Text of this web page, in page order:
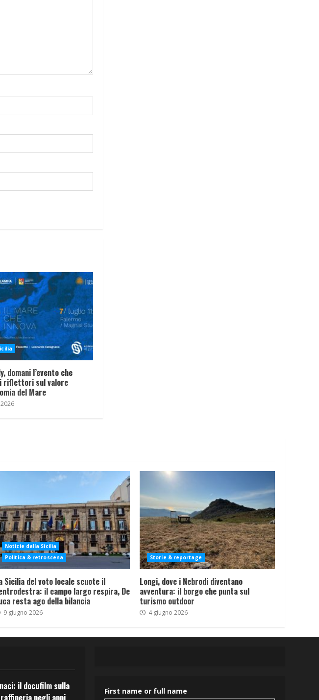
domani l’evento che
riflettori sul valore
del Mare
Notizie dalla Sicilia
Politica & retroscena
Sicilia del voto locale scuote il
il campo largo respira, De
resta ago della bilancia
9 giugno 2026
Storie & reportage
Longi, dove i Nebrodi diventano
avventura: il borgo che punta sul
turismo outdoor
4 giugno 2026
il docufilm sulla
negli anni
First name or full name